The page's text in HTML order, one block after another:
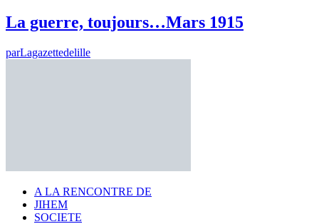
La guerre, toujours…Mars 1915
parLagazettedelille
A LA RENCONTRE DE
JIHEM
SOCIETE